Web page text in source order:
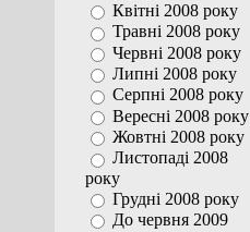
Квітні 2008 року
Травні 2008 року
Червні 2008 року
Липні 2008 року
Серпні 2008 року
Вересні 2008 року
Жовтні 2008 року
Листопаді 2008
року
Грудні 2008 року
До червня 2009